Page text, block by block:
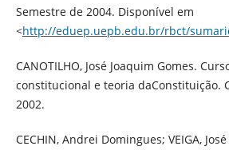
Semestre de 2004. Disponível em
<http://eduep.uepb.edu.br/rbct/
CANOTILHO, José Joaquim Gomes.
constitucional e teoria daConstituição.
2002.
CECHIN, Andrei Domingues; VEIGA,